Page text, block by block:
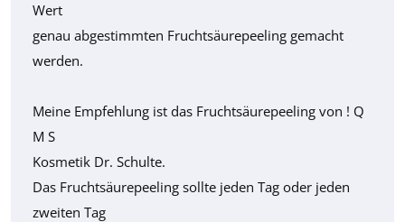
Wert
genau abgestimmten Fruchtsäurepeeling gemacht
werden.
Meine Empfehlung ist das Fruchtsäurepeeling von ! Q
M S
Kosmetik Dr. Schulte.
Das Fruchtsäurepeeling sollte jeden Tag oder jeden
zweiten Tag